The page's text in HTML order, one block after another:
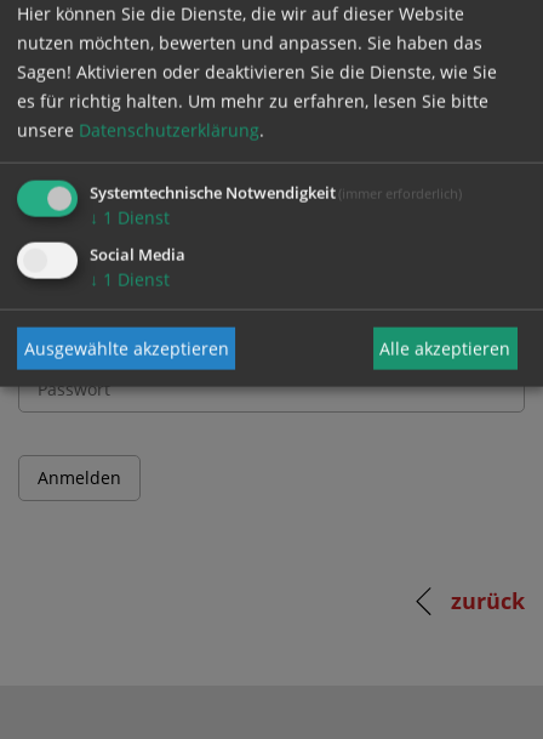
GESCHÜTZTER BEREICH
Bitte melden Sie sich mit Ihrem Benutzernamen
und Passwort an.
Benutzername
Passwort
zurück
Hier können Sie die Dienste, die wir auf dieser Website
nutzen möchten, bewerten und anpassen. Sie haben das
Sagen! Aktivieren oder deaktivieren Sie die Dienste, wie Sie
es für richtig halten. Um mehr zu erfahren, lesen Sie bitte
unsere Datenschutzerklärung.
Systemtechnische Notwendigkeit (immer erforderlich)
↓ 1 Dienst
Social Media
↓ 1 Dienst
Ausgewählte akzeptieren Alle akzeptieren